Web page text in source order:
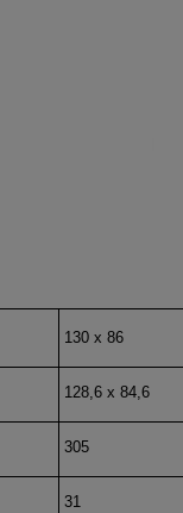
130 x 86
128,6 x 84,6
305
31